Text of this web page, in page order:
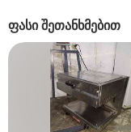
ფასი შეთანხმებით